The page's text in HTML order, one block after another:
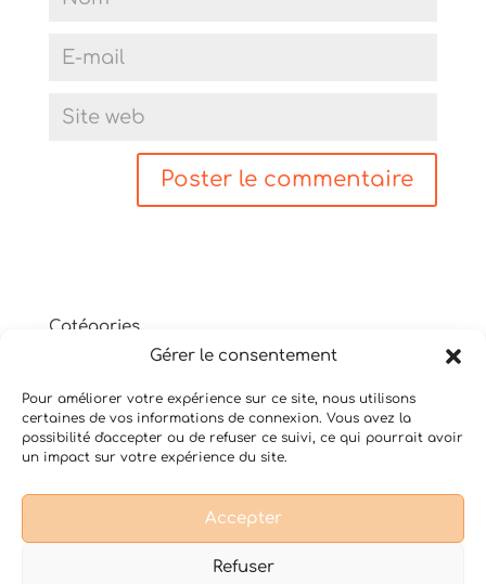
Gérer le consentement
Pour améliorer votre expérience sur ce site, nous utilisons
certaines de vos informations de connexion. Vous avez la
possibilité d'accepter ou de refuser ce suivi, ce qui pourrait avoir
un impact sur votre expérience du site.
Accepter
Refuser
Catégories
Thérapie psycho-corporelle
Yoga du Son
Conditions Générales de Vente